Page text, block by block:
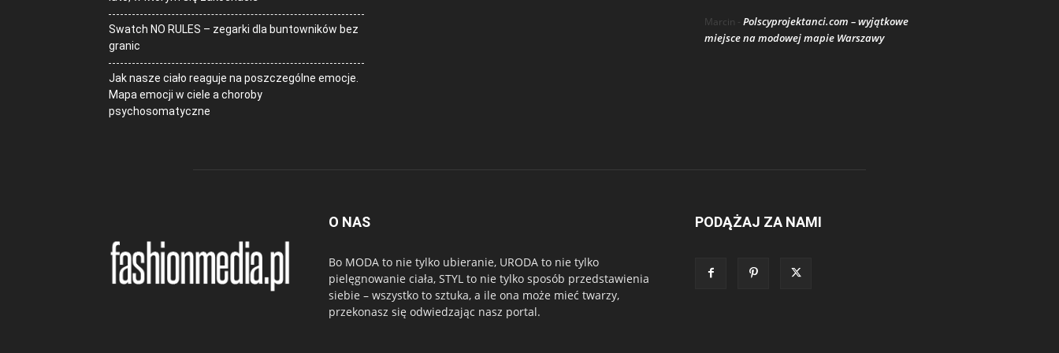
Swatch NO RULES – zegarki dla buntowników bez
granic
Jak nasze ciało reaguje na poszczególne emocje.
Mapa emocji w ciele a choroby
psychosomatyczne
Marcin - Polscyprojektanci.com – wyjątkowe
miejsce na modowej mapie Warszawy
O NAS
Bo MODA to nie tylko ubieranie, URODA to nie tylko
pielęgnowanie ciała, STYL to nie tylko sposób przedstawienia
siebie – wszystko to sztuka, a ile ona może mieć twarzy,
przekonasz się odwiedzając nasz portal.
PODĄŻAJ ZA NAMI